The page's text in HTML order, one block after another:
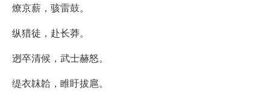
燎京薪，骇雷鼓。
纵猎徒，赴长莽。
迾卒清候，武士赫怒。
缇衣韎韐，睢盱拔扈。